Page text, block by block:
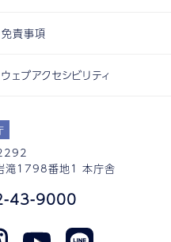
滝1798番地1 本庁舎
43-9000
免責事項
ウェブアクセシビリティ